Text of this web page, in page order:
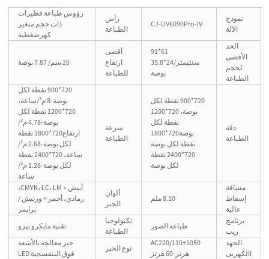
نموذج
الآلة
CJ-UV6090Pro-IV
رأس
الطباعة
رؤوس طباعة قطيرات
ذات حجم متغير
كهرضغطية
الحد
الأقصى
لحجم
الطباعة
61*91
سنتيمتر/24*35.8
بوصة
أقصى
ارتفاع
للطباعة
20 سم/ 7.87 بوصة
دقة
الطباعة
720*900 نقطة لكل
بوصة، 720*1200
نقطة لكل
بوصة720*1800
نقطة لكل بوصة
720*2400 نقطة
لكل بوصة
سرعة
الطباعة
720*900 نقطة لكل
بوصة-8 م²/ساعة،
720*1200 نقطة لكل
بوصة-4.78 م²/
ارتفاع720*1800 نقطة
لكل بوصة-2.68 م²/
ساعة، 720*2400 نقطة
لكل بوصة-1.28 م²/
ساعة
مسافة
إسقاط
عالية
8.10 ملم
ألوان
الحبر
أبيض + CMYK، LC، LM،
رمادي، أحمر + ورنيش /
برايمر
برنامج
ريب
طباعة الصور
تكنولوجيا
الطباعة
تقنية مايكرو بيزو
الجهد
االكهربى
AC220/110±1050
هرتز-60 هرتز
نوع الحبر
حبر معالجة بالأشعة
فوق البنفسجية LED